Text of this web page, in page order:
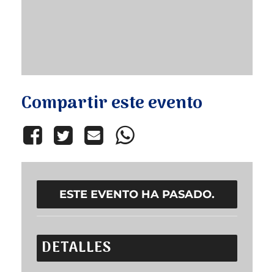
Compartir este evento
ESTE EVENTO HA PASADO.
DETALLES